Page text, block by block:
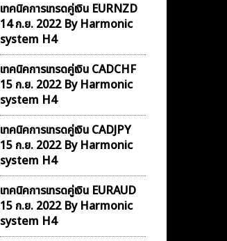
เทคนิคการเทรดคู่เงิน EURNZD
14 ก.ย. 2022 By Harmonic
system H4
เทคนิคการเทรดคู่เงิน CADCHF
15 ก.ย. 2022 By Harmonic
system H4
เทคนิคการเทรดคู่เงิน CADJPY
15 ก.ย. 2022 By Harmonic
system H4
เทคนิคการเทรดคู่เงิน EURAUD
15 ก.ย. 2022 By Harmonic
system H4